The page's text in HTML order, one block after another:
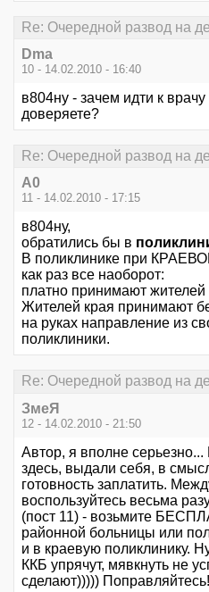
Re: Очередной развод на
Dma
10 - 14.02.2010 - 16:40
в804ну - зачем идти к
доверяете?
Re: Очередной развод на
А0
11 - 14.02.2010 - 17:15
в804ну,
обратились бы в
В поликлинике при
как раз все наоборот:
платно принимают жителей
Жителей края принимают
на руках направление из
поликлиники.
Re: Очередной развод на
ЗмеЯ
12 - 14.02.2010 - 21:50
Автор, я вполне
здесь, выдали себя, в
готовность заплатить.
воспользуйтесь весьма
(пост 11) - возьмите
районной больницы или
и в краевую поликлинику.
ККБ упрячут, мявкнуть не
сделают))))) Поправляйтесь!